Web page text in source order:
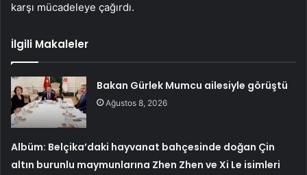
karşı mücadeleye çağırdı.
İlgili Makaleler
Bakan Gürlek Mumcu ailesiyle görüştü
Ağustos 8, 2026
Albüm: Belçika’daki hayvanat bahçesinde doğan Çin
altın burunlu maymunlarına Zhen Zhen ve Xi Le isimleri